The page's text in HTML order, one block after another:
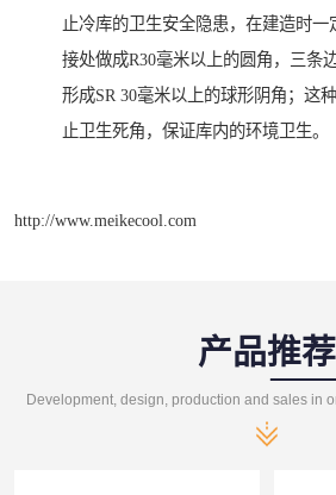
止冷库的卫生安全隐患，在建造时一
接处做成R30毫米以上的圆角，三条
形成SR 30毫米以上的球形阴角；这
止卫生死角，保证库内的环境卫生。
http://www.meikecool.com
产品推荐